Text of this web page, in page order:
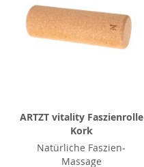
ARTZT vitality Faszienrolle
Kork
Natürliche Faszien-
Massage